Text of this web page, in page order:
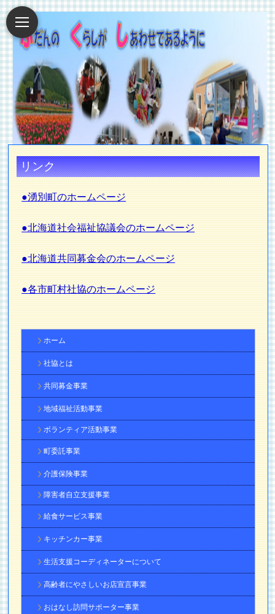
リンク
●湧別町のホームページ
●北海道社会福祉協議会のホームページ
●北海道共同募金会のホームページ
●各市町村社協のホームページ
ホーム
社協とは
共同募金事業
地域福祉活動事業
ボランティア活動事業
町委託事業
介護保険事業
障害者自立支援事業
給食サービス事業
キッチンカー事業
生活支援コーディネーターについて
高齢者にやさしいお店宣言事業
おはなし訪問サポーター事業